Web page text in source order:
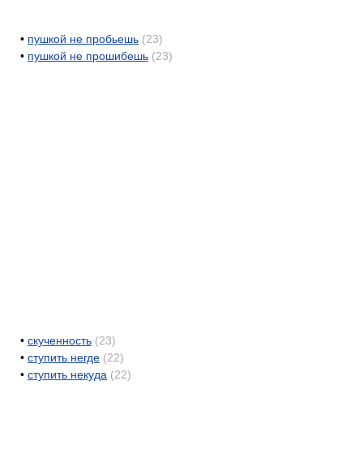
• пушкой не пробьешь (23)
• пушкой не прошибешь (23)
• скученность (23)
• ступить негде (22)
• ступить некуда (22)